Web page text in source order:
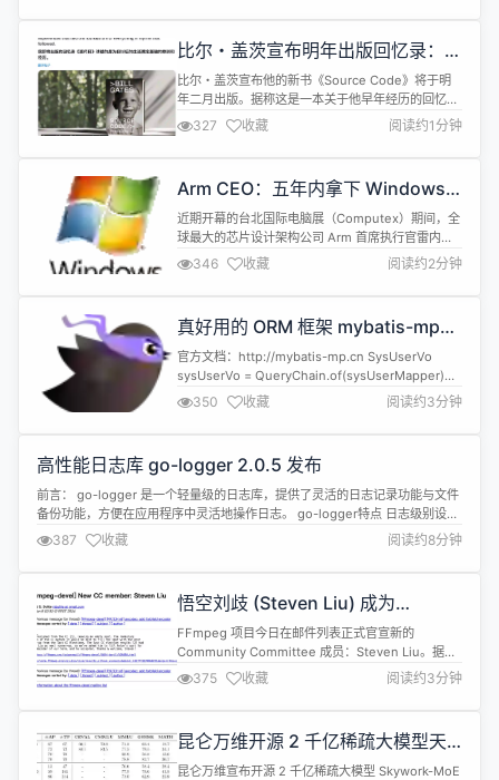
HTTP/3 QUIC 模块相关的中级数据面 CVE 漏洞，
漏风险...
比尔・盖茨宣布明年出版回忆录：
《Source Code》
比尔・盖茨宣布他的新书《Source Code》将于明
年二月出版。据称这是一本关于他早年经历的回忆
录，从童年到决定离开大学并与保罗·艾伦 (Paul
Allen) 一起创办微软。
viahttps://x.com/BillGates/status/
成长经历，例如儿时的格格不...
327 收藏 阅读约1分钟
Arm CEO：五年内拿下 Windows
PC 市场超过 50% 的份额
近期开幕的台北国际电脑展（Computex）期间，全
球最大的芯片设计架构公司 Arm 首席执行官雷内・
哈斯（Rene Hass）亮相并发表演讲。 哈斯表示，
该公司的目标是在五年内获得Windows PC市场超过
50%的份额。此举正值微软及其硬件合作伙伴正准备
一项雄心勃勃的计划，将推出具有AI功能的新一代
PC，...
346 收藏 阅读约2分钟
真好用的 ORM 框架 mybatis-mp
1.5.6 发布
官方文档：http://mybatis-mp.cn SysUserVo
sysUserVo = QueryChain.of(sysUserMapper)
.select(SysUserVo.class) .from(SysUser.class)
.join(SysUser.class, SysRole.class)
.returnType(Sys...
350 收藏 阅读约3分钟
高性能日志库 go-logger 2.0.5 发布
前言： go-logger 是一个轻量级的日志库，提供了灵活的日志记录功能与文件
备份功能，方便在应用程序中灵活地操作日志。 go-logger特点 日志级别设
置：允许动态调整日志级别，以便在不同环境下控制日志的详细程度。 格式化
输出：支持自定义日志的输出格式，包括时间戳、日志级别、日志位置 等元
素。 文件数回滚：支持按照日志文件数自动文件回滚，并防止文件数过...
387 收藏 阅读约8分钟
悟空刘歧 (Steven Liu) 成为
FFmpeg 社区委员会成员
FFmpeg 项目今日在邮件列表正式官宣新的
Community Committee 成员：Steven Liu。据悉
这是首位成为 FFmpeg 社区委员会成员的亚洲人。
FFmpeg 社区委员会 (Community Committee) 目
前共 5 名成员，主要职责是规范开发者在邮件列表与
之间的纠纷，是社...
375 收藏 阅读约3分钟
昆仑万维开源 2 千亿稀疏大模型天
工 MoE，能用 4090 推理
昆仑万维宣布开源 2 千亿稀疏大模型 Skywork-MoE